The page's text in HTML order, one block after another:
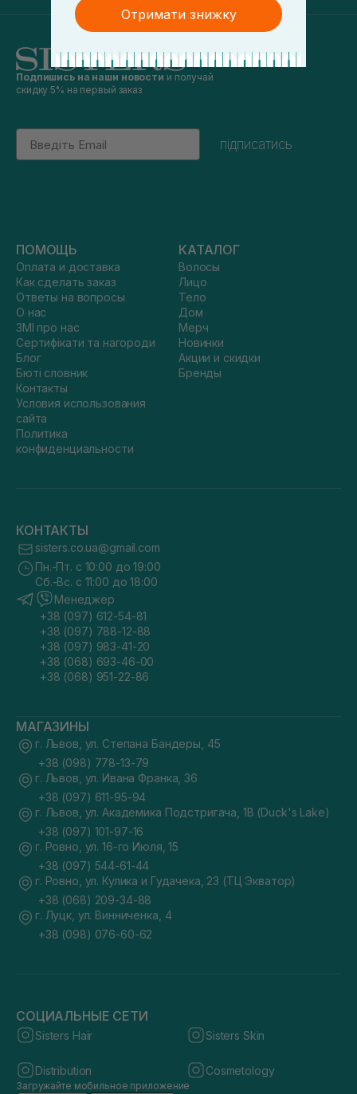
Подпишись на наши новости и получай
скидку 5% на первый заказ
Email
підписатись
ПОМОЩЬ
Оплата и доставка
Как сделать заказ
Ответы на вопросы
О нас
ЗМІ про нас
Сертифікати та нагороди
Блог
Бюті словник
Контакты
Условия использования
сайта
Политика
конфиденциальности
КАТАЛОГ
Волосы
Лицо
Тело
Дом
Мерч
Новинки
Акции и скидки
Бренды
КОНТАКТЫ
sisters.co.ua@gmail.com
Пн.-Пт. с 10:00 до 19:00
Сб.-Вс. с 11:00 до 18:00
Менеджер
+38 (097) 612-54-81
+38 (097) 788-12-88
+38 (097) 983-41-20
+38 (068) 693-46-00
+38 (068) 951-22-86
МАГАЗИНЫ
г. Львов, ул. Степана Бандеры, 45
+38 (098) 778-13-79
г. Львов, ул. Ивана Франка, 36
+38 (097) 611-95-94
г. Львов, ул. Академика Подстригача, 1В (Duck's Lake)
+38 (097) 101-97-16
г. Ровно, ул. 16-го Июля, 15
+38 (097) 544-61-44
г. Ровно, ул. Кулика и Гудачека, 23 (ТЦ Экватор)
+38 (068) 209-34-88
г. Луцк, ул. Винниченка, 4
+38 (098) 076-60-62
СОЦИАЛЬНЫЕ СЕТИ
Sisters Hair Sisters Skin
Distribution Cosmetology
Загружайте мобильное приложение
Отримати знижку